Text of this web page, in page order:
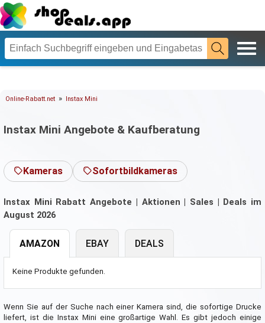
Online-Rabatt.net » Instax Mini
Instax Mini Angebote & Kaufberatung
Kameras Sofortbildkameras
Instax Mini Rabatt Angebote | Aktionen | Sales | Deals im
August 2026
AMAZON
Keine Produkte gefunden.
EBAY DEALS
Wenn Sie auf der Suche nach einer Kamera sind, die sofortige Drucke
liefert, ist die Instax Mini eine großartige Wahl. Es gibt jedoch einige